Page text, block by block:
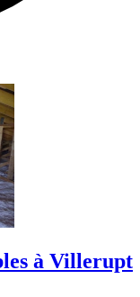
à Villerupt